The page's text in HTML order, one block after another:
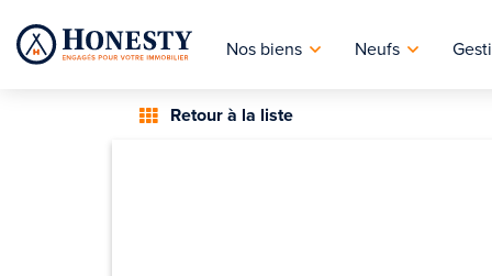
Nos biens Neufs
Retour à la liste